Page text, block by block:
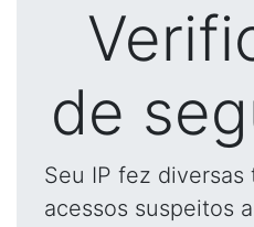
de
Seu IP fez
acessos suspeitos